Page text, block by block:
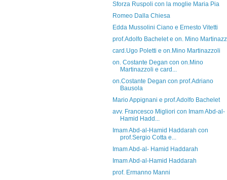
Sforza Ruspoli con la moglie Maria Pia
Romeo Dalla Chiesa
Edda Mussolini Ciano e Ernesto Vitetti
prof.Adolfo Bachelet e on. Mino
card.Ugo Poletti e on.Mino Martinazzoli
on. Costante Degan con on.Mino
Martinazzoli e card...
on.Costante Degan con prof.Adriano
Bausola
Mario Appignani e prof.Adolfo Bachelet
avv. Francesco Migliori con Imam Abd-al-
Hamid Hadd...
Imam Abd-al-Hamid Haddarah con
prof.Sergio Cotta e...
Imam Abd-al- Hamid Haddarah
Imam Abd-al-Hamid Haddarah
prof. Ermanno Manni